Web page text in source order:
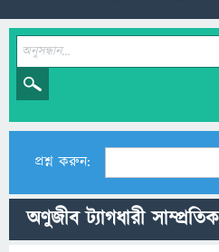
প্রশ্ন করুন:
অণুজীব ট্যাগধারী